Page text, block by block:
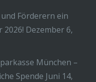
Förderern ein
2026! Dezember 6,
München –
Spende Juni 14,